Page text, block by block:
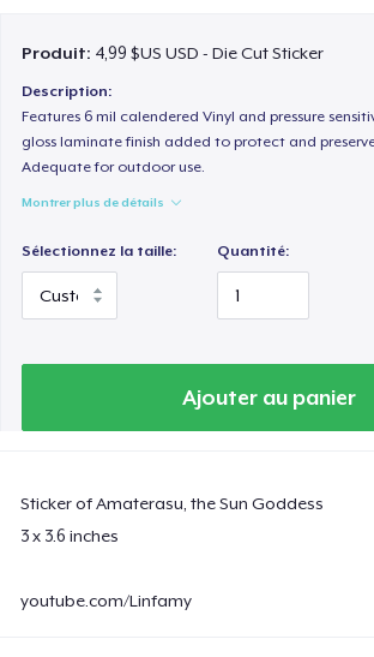
Produit: 4,99 $US USD - Die Cut Sticker
Description:
Features 6 mil calendered Vinyl and pressure
gloss laminate finish added to protect and
Adequate for outdoor use.
Montrer plus de détails
Sélectionnez la taille: Quantité:
Ajouter au panier
Sticker of Amaterasu, the Sun Goddess
3 x 3.6 inches
youtube.com/Linfamy